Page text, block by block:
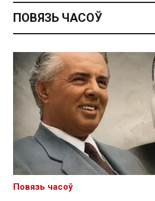
ПОВЯЗЬ ЧАСОЎ
Повязь часоў